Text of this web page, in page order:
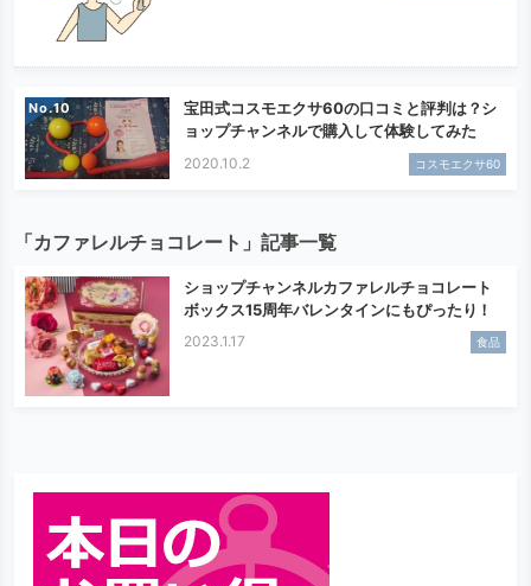
No.
宝田式コスモエクサ60の口コミと評判は？シ
ョップチャンネルで購入して体験してみた
2020.10.2 コスモエクサ60
「カファレルチョコレート」記事一覧
ショップチャンネルカファレルチョコレート
ボックス15周年バレンタインにもぴったり！
2023.1.17 食品